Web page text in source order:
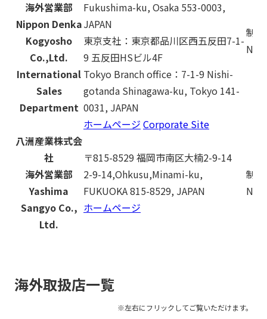
海外営業部
Nippon Denka
Kogyosho
Co.,Ltd.
International
Sales
Department
Fukushima-ku, Osaka 553-0003,
JAPAN
東京支社：東京都品川区西五反田7-1-
9 五反田HSビル4F
Tokyo Branch office：7-1-9 Nishi-
gotanda Shinagawa-ku, Tokyo 141-
0031, JAPAN
ホームページ Corporate Site
制
No
八洲産業株式会
社
海外営業部
Yashima
Sangyo Co.,
Ltd.
〒815-8529 福岡市南区大楠2-9-14
2-9-14,Ohkusu,Minami-ku,
FUKUOKA 815-8529, JAPAN
ホームページ
制
No
海外取扱店一覧